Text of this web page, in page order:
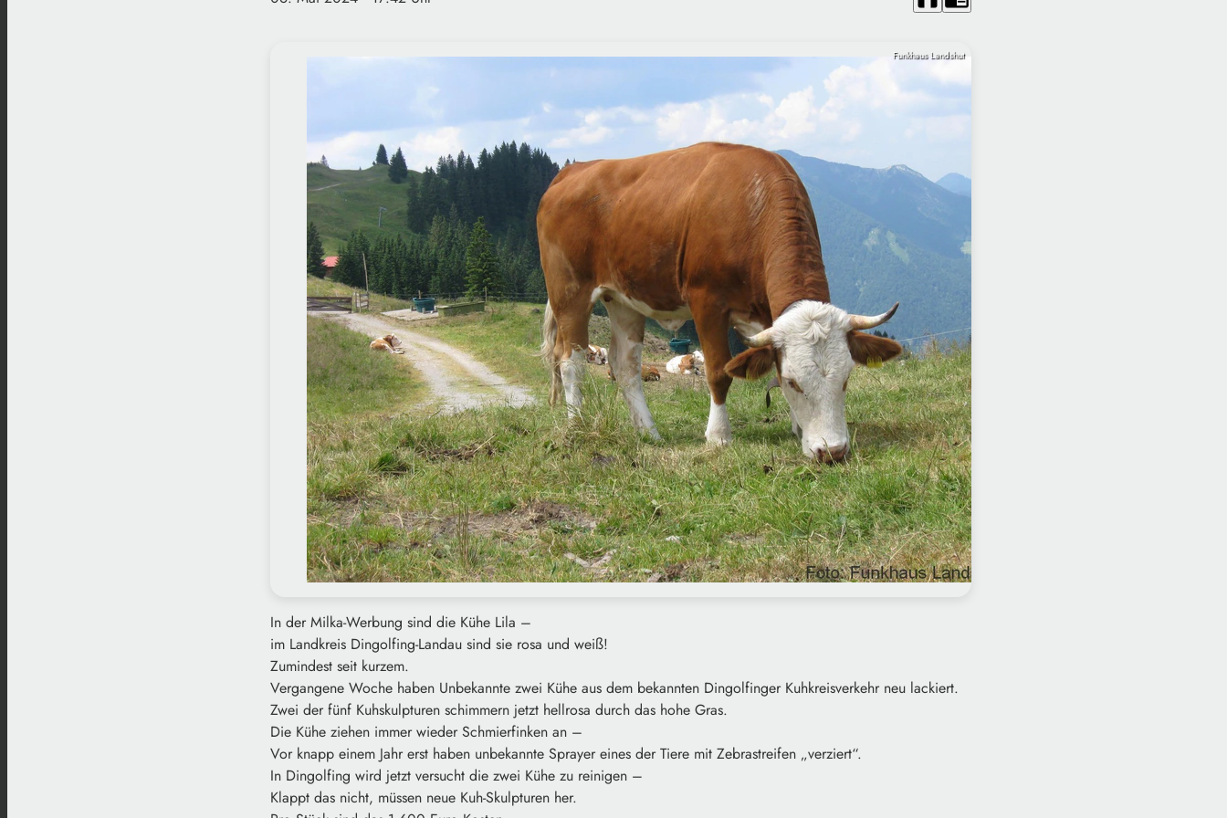
Funkhaus Landshut
In der Milka-Werbung sind die Kühe Lila –
im Landkreis Dingolfing-Landau sind sie rosa und weiß!
Zumindest seit kurzem.
Vergangene Woche haben Unbekannte zwei Kühe aus dem bekannten Dingolfinger Kuhkreisverkehr neu lackiert.
Zwei der fünf Kuhskulpturen schimmern jetzt hellrosa durch das hohe Gras.
Die Kühe ziehen immer wieder Schmierfinken an –
Vor knapp einem Jahr erst haben unbekannte Sprayer eines der Tiere mit Zebrastreifen „verziert“.
In Dingolfing wird jetzt versucht die zwei Kühe zu reinigen –
Klappt das nicht, müssen neue Kuh-Skulpturen her.